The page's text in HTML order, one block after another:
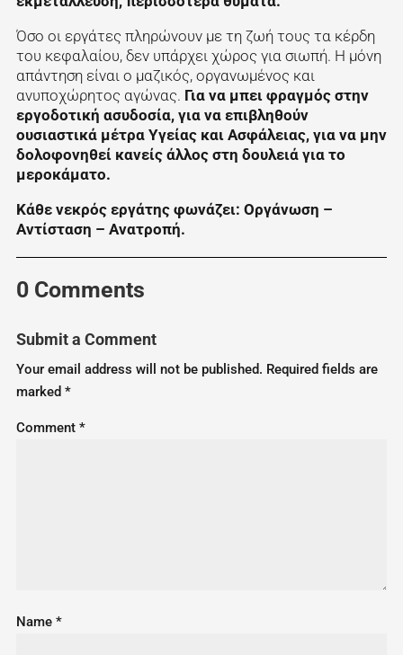
Όσο οι εργάτες πληρώνουν με τη ζωή τους τα κέρδη
του κεφαλαίου, δεν υπάρχει χώρος για σιωπή. Η μόνη
απάντηση είναι ο μαζικός, οργανωμένος και
ανυποχώρητος αγώνας. Για να μπει φραγμός στην
εργοδοτική ασυδοσία, για να επιβληθούν
ουσιαστικά μέτρα Υγείας και Ασφάλειας, για να μην
δολοφονηθεί κανείς άλλος στη δουλειά για το
μεροκάματο.
Κάθε νεκρός εργάτης φωνάζει: Οργάνωση –
Αντίσταση – Ανατροπή.
0 Comments
Submit a Comment
Your email address will not be published. Required fields are
marked *
Comment *
Name *